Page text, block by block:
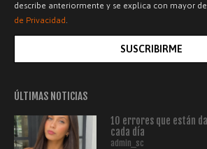
ÚLTIMAS NOTICIAS
10 errores que están
cada día
admin_sc
describe anteriormente y se explica con mayor
de Privacidad.
SUSCRIBIRME